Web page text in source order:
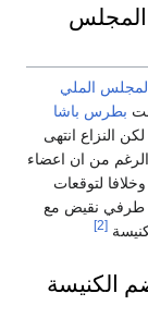
الملي
باشا
انتهى
من ان اعضاء
لتوقعات
نقيض مع